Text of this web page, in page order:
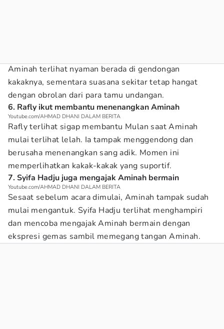
Aminah terlihat nyaman berada di gendongan
kakaknya, sementara suasana sekitar tetap hangat
dengan obrolan dari para tamu undangan.
6. Rafly ikut membantu menenangkan Aminah
Youtube.com/AHMAD DHANI DALAM BERITA
Rafly terlihat sigap membantu Mulan saat Aminah
mulai terlihat lelah. Ia tampak menggendong dan
berusaha menenangkan sang adik. Momen ini
memperlihatkan kakak-kakak yang suportif.
7. Syifa Hadju juga mengajak Aminah bermain
Youtube.com/AHMAD DHANI DALAM BERITA
Sesaat sebelum acara dimulai, Aminah tampak sudah
mulai mengantuk. Syifa Hadju terlihat menghampiri
dan mencoba mengajak Aminah bermain dengan
ekspresi gemas sambil memegang tangan Aminah.